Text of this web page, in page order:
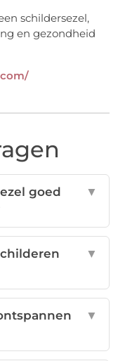
goed
▼
▼
▼